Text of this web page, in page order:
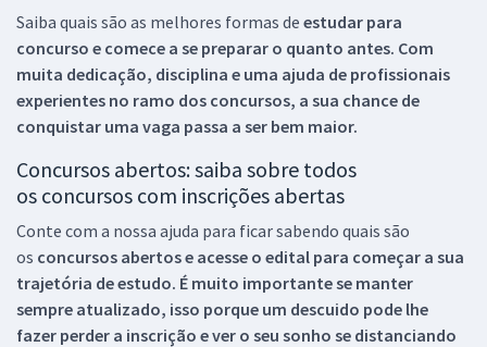
Saiba quais são as melhores formas de estudar para
concurso e comece a se preparar o quanto antes. Com
muita dedicação, disciplina e uma ajuda de profissionais
experientes no ramo dos concursos, a sua chance de
conquistar uma vaga passa a ser bem maior.
Concursos abertos: saiba sobre todos
os concursos com inscrições abertas
Conte com a nossa ajuda para ficar sabendo quais são
os concursos abertos e acesse o edital para começar a sua
trajetória de estudo. É muito importante se manter
sempre atualizado, isso porque um descuido pode lhe
fazer perder a inscrição e ver o seu sonho se distanciando